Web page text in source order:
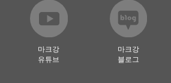
마크강
유튜브
마크강
블로그